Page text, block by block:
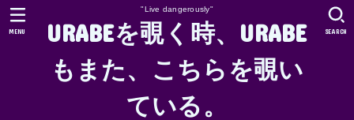
"Live dangerously"
URABEを覗く時、URABE
もまた、こちらを覗い
ている。
SEARCH
MENU